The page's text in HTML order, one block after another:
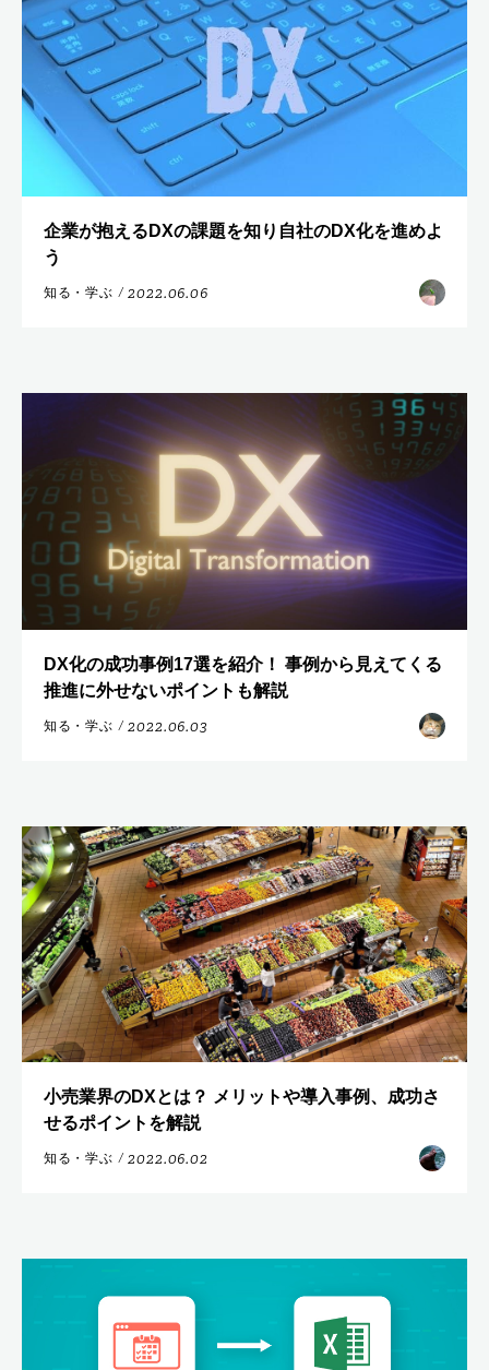
企業が抱えるDXの課題を知り自社のDX化を進めよ
う
知る・学ぶ / 2022.06.06
DX化の成功事例17選を紹介！ 事例から見えてくる
推進に外せないポイントも解説
知る・学ぶ / 2022.06.03
小売業界のDXとは？ メリットや導入事例、成功さ
せるポイントを解説
知る・学ぶ / 2022.06.02